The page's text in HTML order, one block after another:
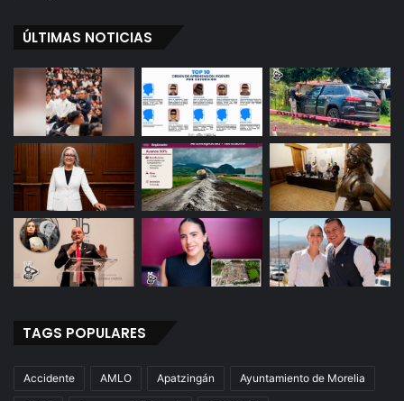
ÚLTIMAS NOTICIAS
TAGS POPULARES
Accidente AMLO Apatzingán Ayuntamiento de Morelia